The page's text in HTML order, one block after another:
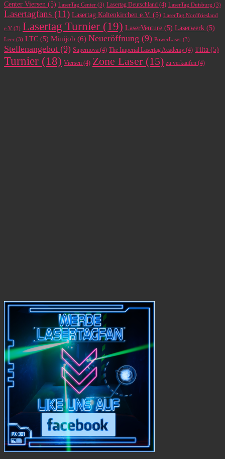
Center Viersen (5) LaserTag Center (3) Lasertag Deutschland (4) LaserTag Duisburg (3)
Lasertagfans (11) Lasertag Kaltenkirchen e.V. (5) LaserTag Nordfriesland
e.V (3) Lasertag Turnier (19) LaserVenture (5) Laserwerk (5)
Leer (3) LTC (5) Minijob (6) Neueröffnung (9) PowerLaser (3)
Stellenangebot (9) Supernova (4) The Imperial Lasertag Academy (4) Tilta (5)
Turnier (18) Viersen (4) Zone Laser(15) zu verkaufen (4)